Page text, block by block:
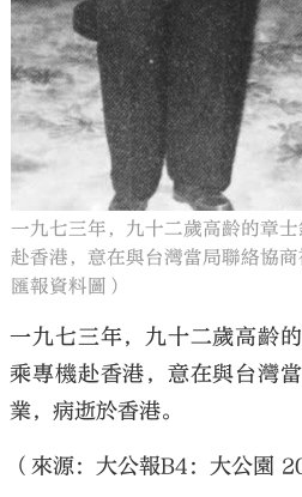
一九七三年，九十二歲高齡的章
赴香港，意在與台灣當局聯絡協
匯報資料圖）
一九七三年，九十二歲高齡
乘專機赴香港，意在與台灣
業，病逝於香港。
（來源：大公報B4：大公園